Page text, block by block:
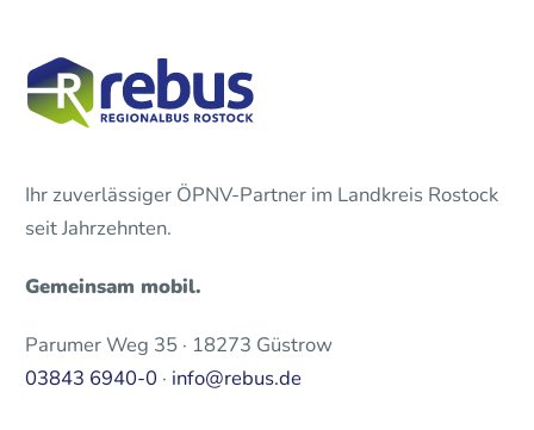
Ihr zuverlässiger ÖPNV-Partner im Landkreis Rostock
seit Jahrzehnten.
Gemeinsam mobil.
Parumer Weg 35 · 18273 Güstrow
03843 6940-0 · info@rebus.de